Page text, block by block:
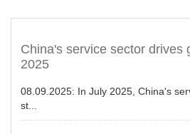
China's service sector drives
2025
08.09.2025: In July 2025, China's
st...